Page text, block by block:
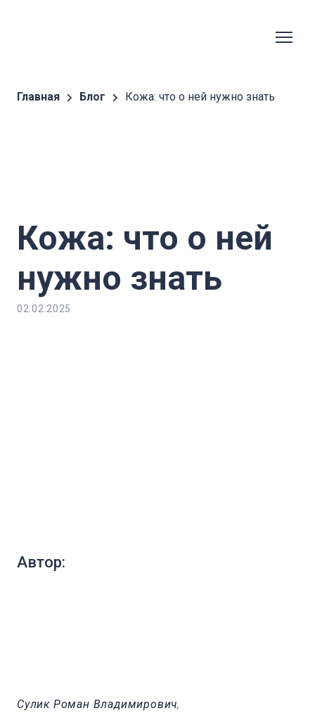
Главная Блог Кожа: что о ней нужно знать
Кожа: что о ней
нужно знать
02.02.2025
Автор:
Сулик Роман Владимирович,